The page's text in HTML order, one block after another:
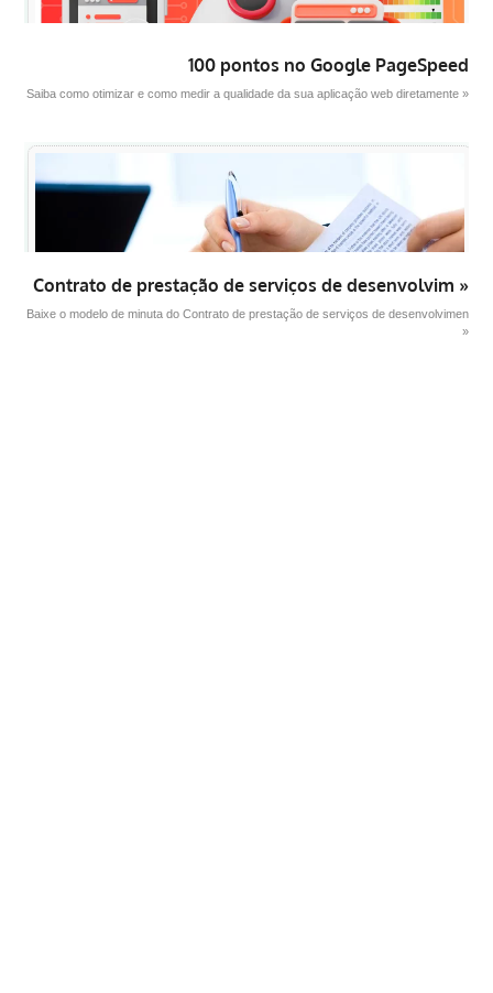
100 pontos no Google PageSpeed
Saiba como otimizar e como medir a qualidade da sua aplicação web diretamente »
Contrato de prestação de serviços de desenvolvim »
Baixe o modelo de minuta do Contrato de prestação de serviços de desenvolvimen
»